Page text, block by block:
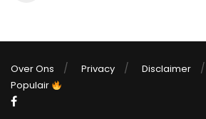
Over Ons Privacy Disclaimer
Populair